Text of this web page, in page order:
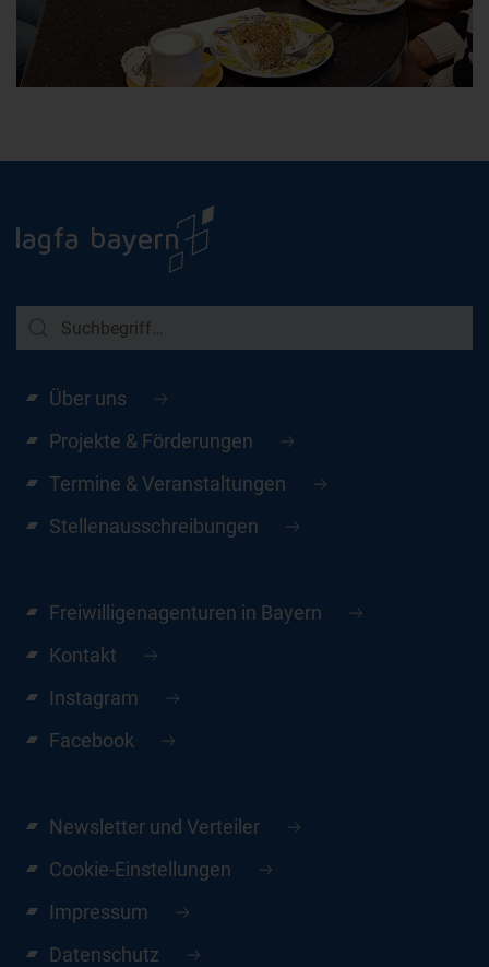
Über uns
Projekte & Förderungen
Termine & Veranstaltungen
Stellenausschreibungen
Freiwilligenagenturen in Bayern
Kontakt
Instagram
Facebook
Newsletter und Verteiler
Cookie-Einstellungen
Impressum
Datenschutz